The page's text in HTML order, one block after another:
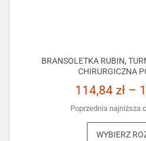
BRANSOLETKA RUBIN,
CHIRURGICZNA
114,84 zł –
Poprzednia najniższa
WYBIERZ